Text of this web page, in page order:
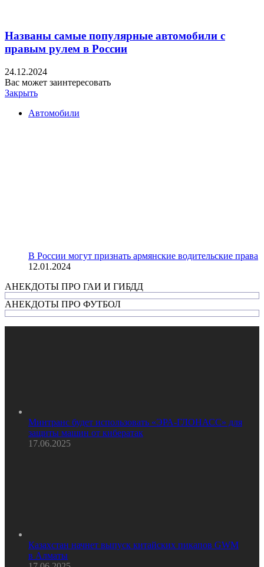
Названы самые популярные автомобили с
правым рулем в России
24.12.2024
Вас может заинтересовать
Закрыть
Автомобили
В России могут признать армянские водительские права
12.01.2024
АНЕКДОТЫ ПРО ГАИ И ГИБДД
АНЕКДОТЫ ПРО ФУТБОЛ
Минтранс будет использовать «ЭРА-ГЛОНАСС» для
защиты машин от кибератак
17.06.2025
Казахстан начнет выпуск китайских пикапов GWM
в Алматы